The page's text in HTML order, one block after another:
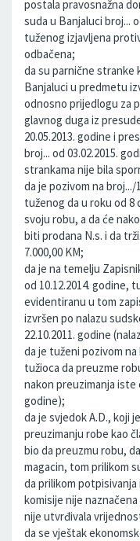
postala pravosnažna
suda u Banjaluci broj...
tuženog izjavljena
odbačena;
da su parnične stranke
Banjaluci u predmetu
odnosno prijedlogu za
glavnog duga iz
20.05.2013. godine i
broj... od 03.02.2015.
strankama nije bila
da je pozivom na broj.../
tuženog da u roku od 8
svoju robu, a da će
biti prodana N.s. i da
7.000,00 KM;
da je na temelju
od 10.12.2014. godine,
evidentiranu u tom
izvršen po nalazu
22.10.2011. godine
da je tuženi pozivom na
tužioca da preuzme
nakon preuzimanja iste
godine);
da je svjedok A.D., koji
preuzimanju robe kao
bio da preuzmu robu,
magacin, tom prilikom
da prilikom
komisije nije
nije utvrđivala
da se vještak